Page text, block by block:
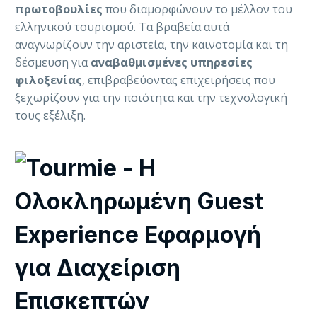
πρωτοβουλίες που διαμορφώνουν το μέλλον του
ελληνικού τουρισμού. Τα βραβεία αυτά
αναγνωρίζουν την αριστεία, την καινοτομία και τη
δέσμευση γιααναβαθμισμένες υπηρεσίες
φιλοξενίας, επιβραβεύοντας επιχειρήσεις που
ξεχωρίζουν για την ποιότητα και την τεχνολογική
τους εξέλιξη.